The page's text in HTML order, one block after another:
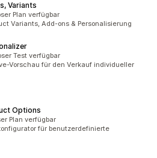
Variants
Plan verfügbar
Variants, Add-ons & Personalisierung
Test verfügbar
Vorschau für den Verkauf individueller
Options
Plan verfügbar
für benutzerdefinierte